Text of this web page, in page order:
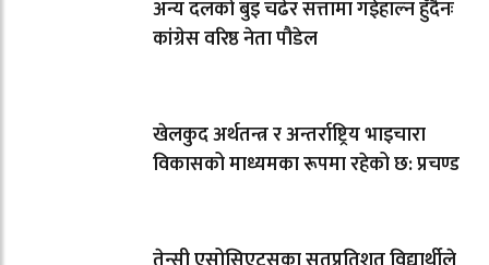
अन्य दलको बुइ चढेर सत्तामा गईहाल्न हुँदैनः
कांग्रेस वरिष्ठ नेता पौडेल
खेलकुद अर्थतन्त्र र अन्तर्राष्ट्रिय भाइचारा
विकासको माध्यमका रूपमा रहेको छ: प्रचण्ड